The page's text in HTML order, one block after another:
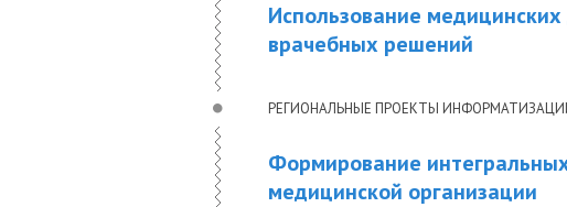
Использование
врачебных решений
РЕГИОНАЛЬНЫЕ ПРОЕКТЫ
Формирование
медицинской организации